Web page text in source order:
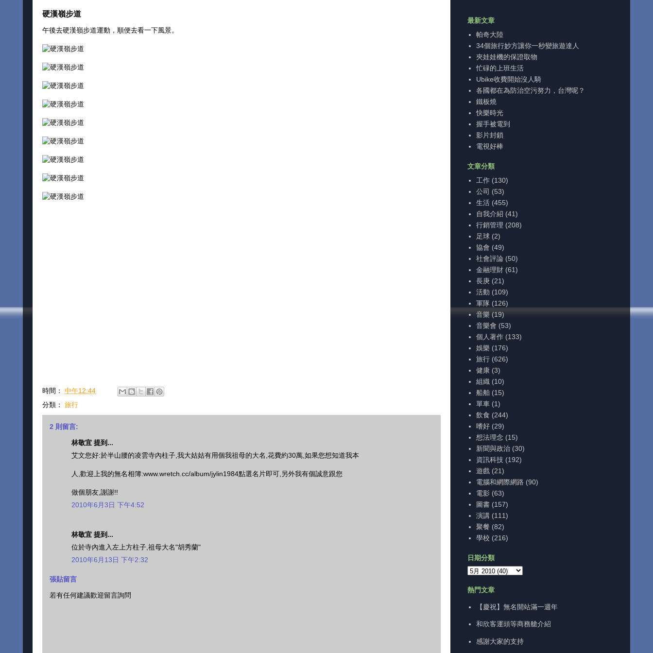
硬漢嶺步道
午後去硬漢嶺步道運動，順便去看一下風景。
時間： 中午12:44
分類： 旅行
2 則留言:
林敬宜 提到...
艾文您好:於半山腰的凌雲寺內柱子,我大姑姑有用個我祖母的大名,花費約30萬,如果您想知道我本
人,歡迎上我的無名相簿:www.wretch.cc/album/jylin1984點選名片即可,另外我有個誠意跟您
做個朋友,謝謝!!
2010年6月3日 下午4:52
林敬宜 提到...
位於寺內進入左上方柱子,祖母大名"胡秀蘭"
2010年6月13日 下午2:32
張貼留言
若有任何建議歡迎留言詢問
最新文章
帕奇大陸
34個旅行妙方讓你一秒變旅遊達人
夾娃娃機的保證取物
忙碌的上班生活
Ubike收費開始沒人騎
各國都在為防治空污努力，台灣呢？
鐵板燒
快樂時光
握手被電到
影片封鎖
電視好棒
文章分類
工作 (130)
公司 (53)
生活 (455)
自我介紹 (41)
行銷管理 (208)
足球 (2)
協會 (49)
社會評論 (50)
金融理財 (61)
長庚 (21)
活動 (109)
軍隊 (126)
音樂 (19)
音樂會 (53)
個人著作 (133)
娛樂 (176)
旅行 (626)
健康 (3)
組織 (10)
船舶 (15)
單車 (1)
飲食 (244)
嗜好 (29)
想法理念 (15)
新聞與政治 (30)
資訊科技 (192)
遊戲 (21)
電腦和網際網路 (90)
電影 (63)
圖書 (157)
演講 (111)
聚餐 (82)
學校 (216)
日期分類
熱門文章
【慶祝】無名開站滿一週年
和欣客運頭等商務艙介紹
感謝大家的支持